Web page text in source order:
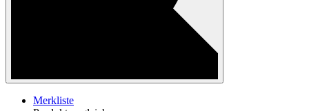
Merkliste